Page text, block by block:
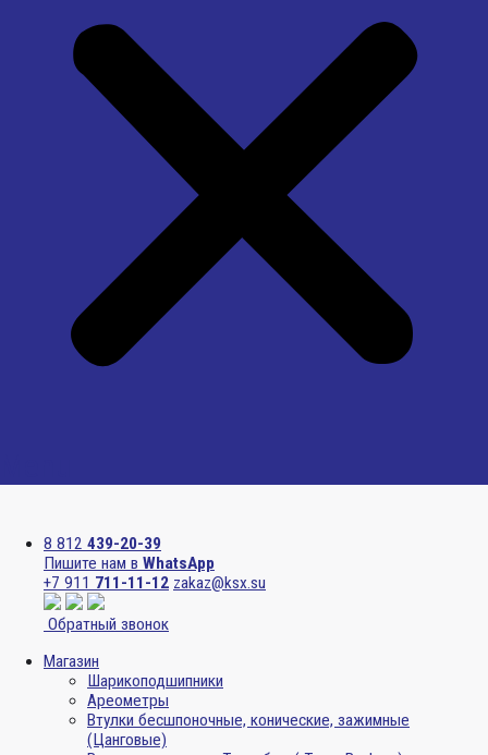
8 812 439-20-39
Пишите нам в WhatsApp
+7 911 711-11-12 zakaz@ksx.su
Обратный звонок
Магазин
Шарикоподшипники
Ареометры
Втулки бесшпоночные, конические, зажимные
(Цанговые)